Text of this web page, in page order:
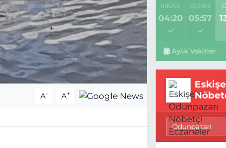
A- A+
İMSAK
04:20
GÜNEŞ
05:57
Aylık Vakitler